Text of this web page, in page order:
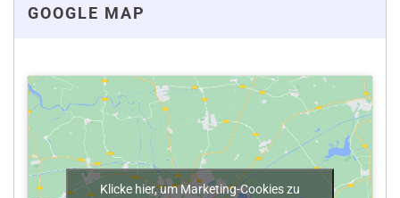
GOOGLE MAP
Klicke hier, um Marketing-Cookies zu